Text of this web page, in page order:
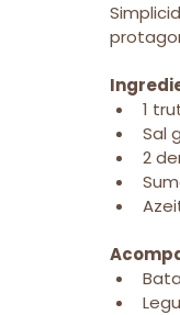
1
Sal
2